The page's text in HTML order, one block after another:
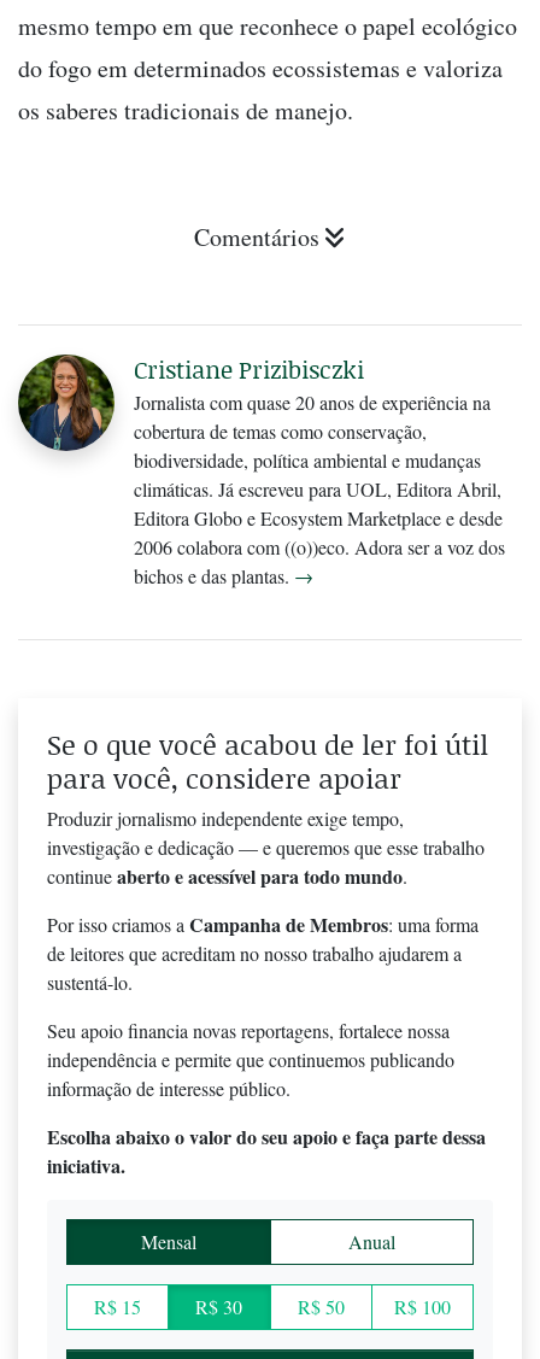
mesmo tempo em que reconhece o papel ecológico
do fogo em determinados ecossistemas e valoriza
os saberes tradicionais de manejo.
Comentários
Cristiane Prizibisczki
Jornalista com quase 20 anos de experiência na
cobertura de temas como conservação,
biodiversidade, política ambiental e mudanças
climáticas. Já escreveu para UOL, Editora Abril,
Editora Globo e Ecosystem Marketplace e desde
2006 colabora com ((o))eco. Adora ser a voz dos
bichos e das plantas. →
Se o que você acabou de ler foi útil
para você, considere apoiar
Produzir jornalismo independente exige tempo,
investigação e dedicação — e queremos que esse trabalho
continueaberto e acessível para todo mundo.
Por isso criamos a Campanha de Membros: uma forma
de leitores que acreditam no nosso trabalho ajudarem a
sustentá-lo.
Seu apoio financia novas reportagens, fortalece nossa
independência e permite que continuemos publicando
informação de interesse público.
Escolha abaixo o valor do seu apoio e faça parte dessa
iniciativa.
Mensal Anual
R$ 15 R$ 30 R$ 50 R$ 100